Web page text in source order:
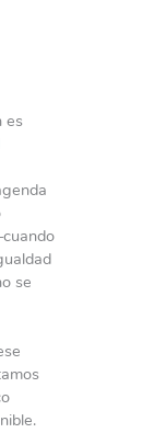
es
se